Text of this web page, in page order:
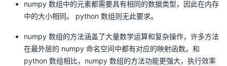
numpy 数组中的元素都需要具有相同的数据类型，因此在内存
中的大小相同。 python 数组则无此要求。
numpy 数组的方法涵盖了大量数学运算和复杂操作，许多方法
在最外层的 numpy 命名空间中都有对应的映射函数。和
python 数组相比，numpy 数组的方法功能更强大，执行效率